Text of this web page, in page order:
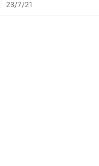
23/7/21